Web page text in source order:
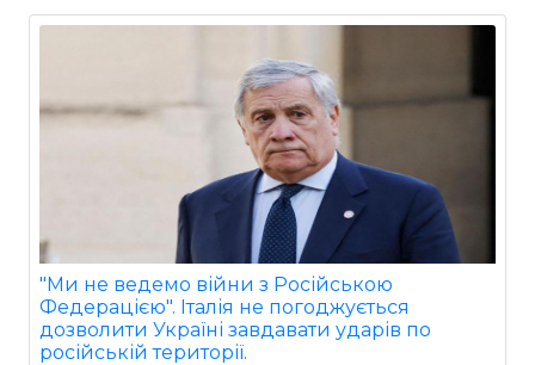
"Ми не ведемо війни з Російською
Федерацією". Італія не погоджується
дозволити Україні завдавати ударів по
російській території.